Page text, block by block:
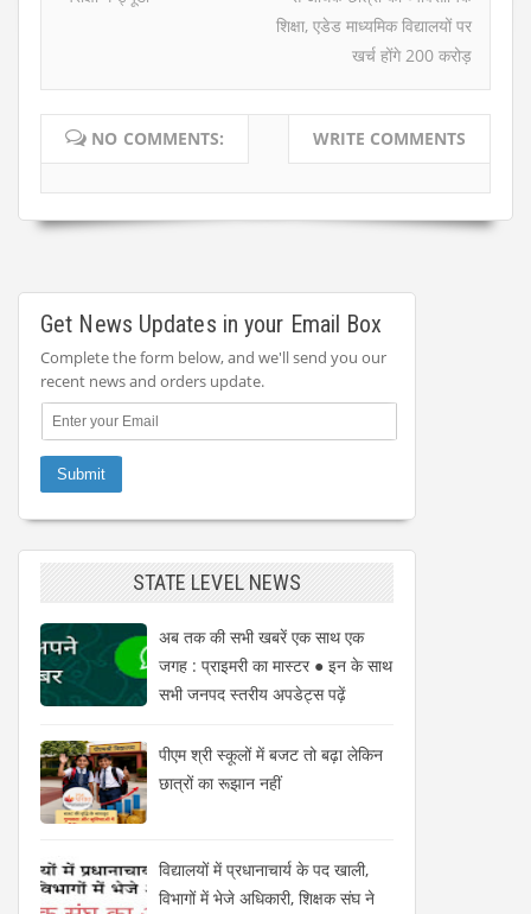
शिक्षा, एडेड माध्यमिक विद्यालयों पर
खर्च होंगे 200 करोड़
NO COMMENTS: WRITE COMMENTS
Get News Updates in your Email Box
Complete the form below, and we'll send you our
recent news and orders update.
STATE LEVEL NEWS
अब तक की सभी खबरें एक साथ एक
जगह : प्राइमरी का मास्टर ● इन के साथ
सभी जनपद स्तरीय अपडेट्स पढ़ें
पीएम श्री स्कूलों में बजट तो बढ़ा लेकिन
छात्रों का रूझान नहीं
विद्यालयों में प्रधानाचार्य के पद खाली,
विभागों में भेजे अधिकारी, शिक्षक संघ ने